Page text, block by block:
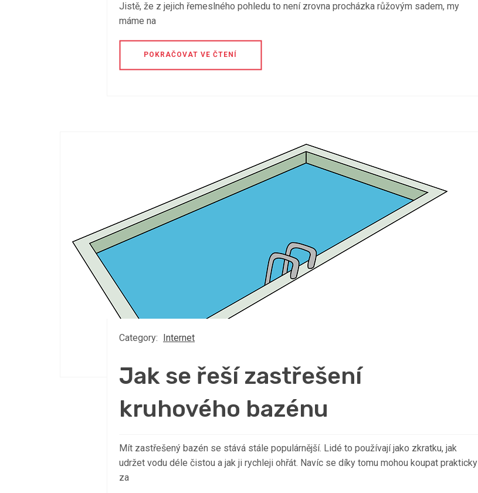
Jistě, že z jejich řemeslného pohledu to není zrovna procházka růžovým sadem, my
máme na
POKRAČOVAT VE ČTENÍ
Category: Internet
Jak se řeší zastřešení
kruhového bazénu
Mít zastřešený bazén se stává stále populárnější. Lidé to používají jako zkratku, jak
udržet vodu déle čistou a jak ji rychleji ohřát. Navíc se díky tomu mohou koupat prakticky
za